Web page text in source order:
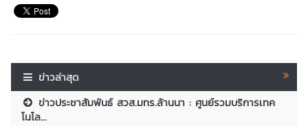
ข่าวล่าสุด
ข่าวประชาสัมพันธ์ สวส.มทร.ล้านนา : ศูนย์รวมบริการเทค
โนโล...